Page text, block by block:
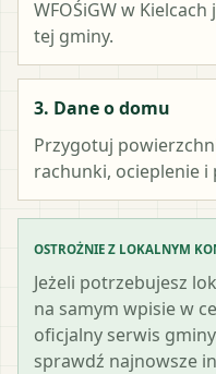
WFOŚiGW w Kielcach
tej gminy.
3. Dane o domu
Przygotuj
rachunki, ocieplenie i
OSTROŻNIE Z LOKALNYM
Jeżeli potrzebujesz
na samym wpisie w
oficjalny serwis
sprawdź najnowsze